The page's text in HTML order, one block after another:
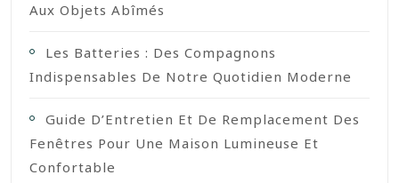
Aux Objets Abîmés
Les Batteries : Des Compagnons
Indispensables De Notre Quotidien Moderne
Guide D’Entretien Et De Remplacement Des
Fenêtres Pour Une Maison Lumineuse Et
Confortable